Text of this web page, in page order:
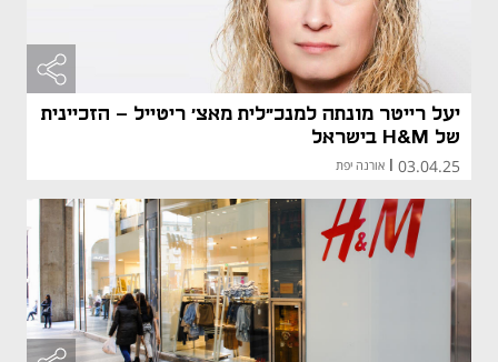
יעל רייטר מונתה למנכ"לית מאצ' ריטייל – הזכיינית
של H&M בישראל
03.04.25 אורנה יפת